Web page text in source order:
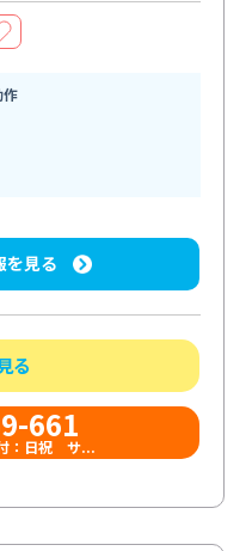
を見る
る
661
：日祝 サ...